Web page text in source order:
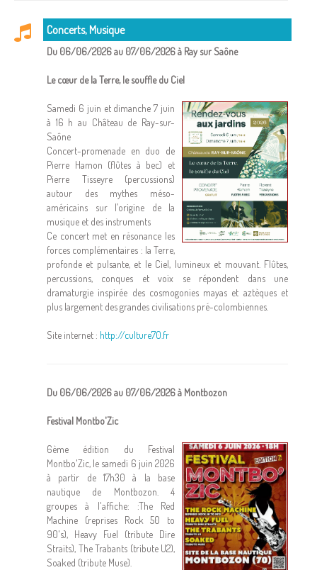
Concerts, Musique
Du 06/06/2026 au 07/06/2026 à Ray sur Saône
Le cœur de la Terre, le souffle du Ciel
Samedi 6 juin et dimanche 7 juin
à 16 h au Château de Ray-sur-
Saône
Concert-promenade en duo de
Pierre Hamon (flûtes à bec) et
Pierre Tisseyre (percussions)
autour des mythes méso-
américains sur l’origine de la
musique et des instruments
Ce concert met en résonance les
forces complémentaires : la Terre,
profonde et pulsante, et le Ciel, lumineux et mouvant. Flûtes,
percussions, conques et voix se répondent dans une
dramaturgie inspirée des cosmogonies mayas et aztèques et
plus largement des grandes civilisations pré-colombiennes.
Site internet : http://culture70.fr
Du 06/06/2026 au 07/06/2026 à Montbozon
Festival Montbo'Zic
6ème édition du Festival
Montbo'Zic, le samedi 6 juin 2026
à partir de 17h30 à la base
nautique de Montbozon. 4
groupes à l'affiche: :The Red
Machine (reprises Rock 50 to
90's), Heavy Fuel (tribute Dire
Straits), The Trabants (tribute U2),
Soaked (tribute Muse).